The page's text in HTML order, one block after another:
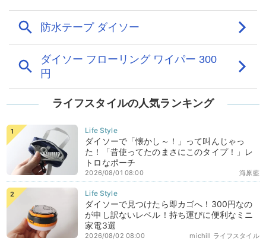
ライフスタイルの人気ランキング
ダイソーで「懐かし～！」って叫んじゃっ
た！「昔使ってたのまさにこのタイプ！」レ
トロなポーチ
海原藍
2026/08/01 08:00
ダイソーで見つけたら即カゴへ！300円なの
が申し訳ないレベル！持ち運びに便利なミニ
家電3選
michill ライフスタイル
2026/08/02 08:00